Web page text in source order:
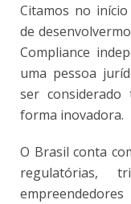
Citamos no
de
Compliance
uma pessoa
ser
forma inovadora.
O Brasil conta
regulatórias,